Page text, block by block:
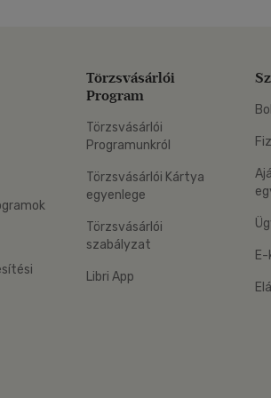
Törzsvásárlói
Program
Törzsvásárlói
Programunkról
Törzsvásárlói Kártya
egyenlege
Törzsvásárlói
szabályzat
Libri App